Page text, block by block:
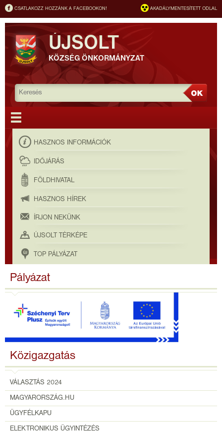
CSATLAKOZZ HOZZÁNK A FACEBOOKON! AKADÁLYMENTESÍTETT ODLAL
ÚJSOLT
KÖZSÉG ÖNKORMÁNYZAT
HASZNOS INFORMÁCIÓK
IDŐJÁRÁS
FÖLDHIVATAL
HASZNOS HÍREK
ÍRJON NEKÜNK
ÚJSOLT TÉRKÉPE
TOP PÁLYÁZAT
Pályázat
Közigazgatás
VÁLASZTÁS 2024
MAGYARORSZÁG.HU
ÜGYFÉLKAPU
ELEKTRONIKUS ÜGYINTÉZÉS